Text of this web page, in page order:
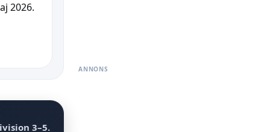
ANNONS
2026.
3–5.